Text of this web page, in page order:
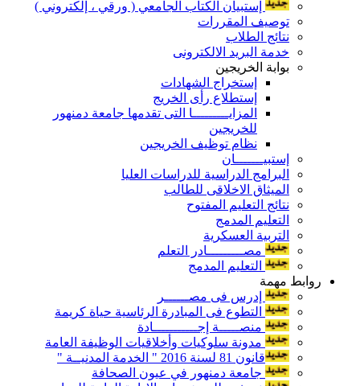
إستبيان الكتاب الجامعي ( ورقي ، إلكتروني )
توصيف المقررات
نتائج الطلاب
خدمة البريد الالكترونى
بوابة الخريجين
إستخراج الشهادات
إستطلاع رأى الخريج
المزايـــــــــا التى تقدمها جامعة دمنهور
للخريجين
نظام توظيف الخريجين
إستبيـــــــان
البرامج الدراسية للدراسات العليا
الميثاق الاخلاقى للطالب
نتائج التعليم المفتوح
التعليم المدمج
التربية العسكرية
مصـــــــــادر التعلم
التعليم المدمج
روابط مهمة
إدرس فى مصــــــر
التطوع فى المبادرة الرئاسية حياة كريمة
منصـــــة إجـــــــــــادة
مدونة سلوكيات وأخلاقيات الوظيفة العامة
قانون 81 لسنة 2016 " الخدمة المدنيــة "
جامعة دمنهور في عيون الصحافة